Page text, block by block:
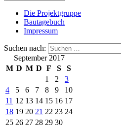
Die Projektgruppe
Bautagebuch
Impressum
Suchen nach:
September 2017
M D M D F S
S
1
2
3
4
5 6 7 8 9
10
11 12 13 14 15 16 17
18 19 20 21 22 23 24
25 26 27 28 29 30